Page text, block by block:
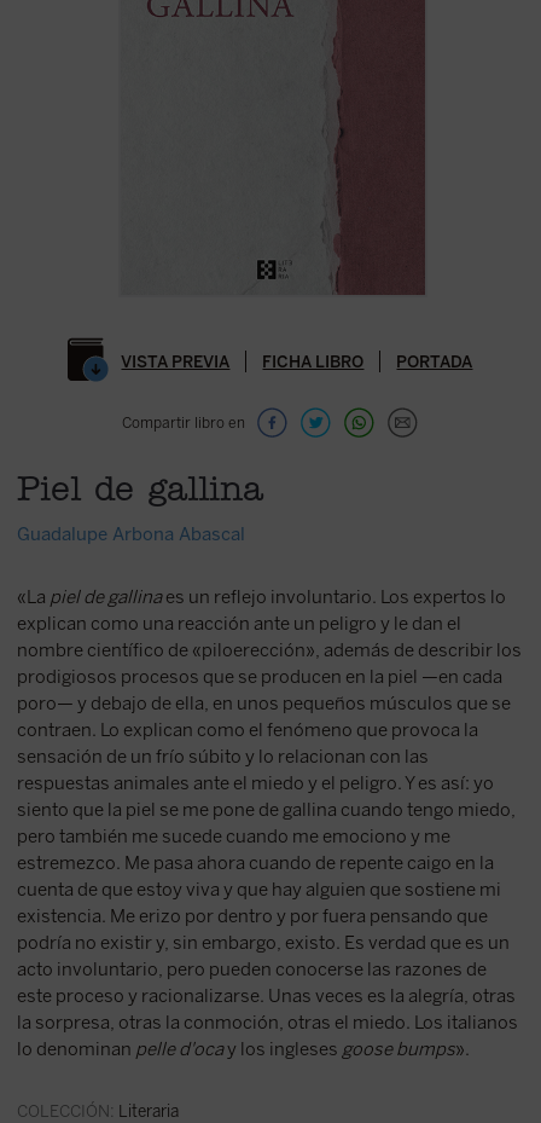
VISTA PREVIA FICHA LIBRO PORTADA
Compartir libro en
Piel de gallina
Guadalupe Arbona Abascal
«La piel de gallinaes un reflejo involuntario. Los expertos lo
explican como una reacción ante un peligro y le dan el
nombre científico de «piloerección», además de describir los
prodigiosos procesos que se producen en la piel —en cada
poro— y debajo de ella, en unos pequeños músculos que se
contraen. Lo explican como el fenómeno que provoca la
sensación de un frío súbito y lo relacionan con las
respuestas animales ante el miedo y el peligro. Y es así: yo
siento que la piel se me pone de gallina cuando tengo miedo,
pero también me sucede cuando me emociono y me
estremezco. Me pasa ahora cuando de repente caigo en la
cuenta de que estoy viva y que hay alguien que sostiene mi
existencia. Me erizo por dentro y por fuera pensando que
podría no existir y, sin embargo, existo. Es verdad que es un
acto involuntario, pero pueden conocerse las razones de
este proceso y racionalizarse. Unas veces es la alegría, otras
la sorpresa, otras la conmoción, otras el miedo. Los italianos
lo denominan pelle d'ocay los ingleses goose bumps».
COLECCIÓN: Literaria